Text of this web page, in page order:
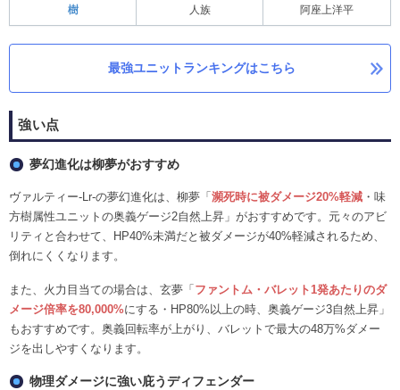
樹 人族 阿座上洋平
最強ユニットランキングはこちら
強い点
夢幻進化は柳夢がおすすめ
ヴァルティー-Lr-の夢幻進化は、柳夢「 瀕死時に被ダメージ20%軽減 ・味
方樹属性ユニットの奥義ゲージ2自然上昇」がおすすめです。元々のアビ
リティと合わせて、HP40%未満だと被ダメージが40%軽減されるため、
倒れにくくなります。
また、火力目当ての場合は、玄夢「ファントム・バレット1発あたりのダ
メージ倍率を80,000%にする・HP80%以上の時、奥義ゲージ3自然上昇」
もおすすめです。奥義回転率が上がり、バレットで最大の48万%ダメー
ジを出しやすくなります。
物理ダメージに強い庇うディフェンダー